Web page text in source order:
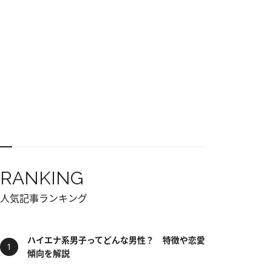
RANKING
人気記事ランキング
ハイエナ系男子ってどんな男性？ 特徴や恋愛
傾向を解説